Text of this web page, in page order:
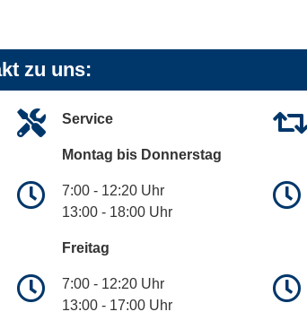
zu uns:
Service
Montag bis Donnerstag
7:00 - 12:20 Uhr
13:00 - 18:00 Uhr
Freitag
7:00 - 12:20 Uhr
13:00 - 17:00 Uhr